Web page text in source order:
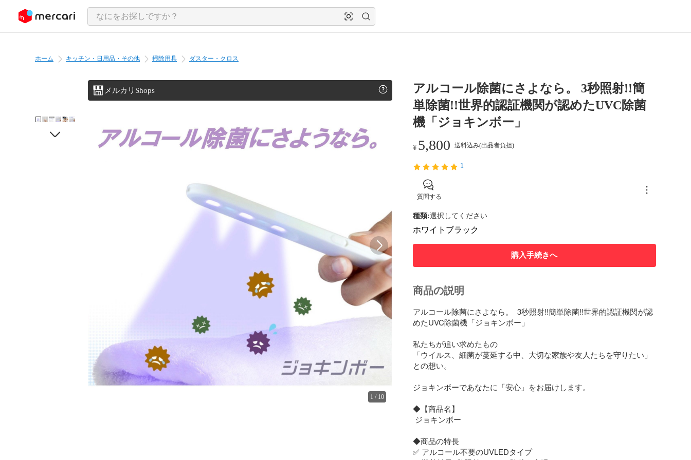
ツにスキップ
ホーム キッチン・日用品・その他 掃除用具 ダスター・クロス
メルカリShops
1 / 10
アルコール除菌にさよなら。 3秒照射!!簡
単除菌!!世界的認証機関が認めたUVC除菌
機「ジョキンボー」
¥ 5,800 送料込み(出品者負担)
1
質問する
種類:選択してください
ホワイト ブラック
購入手続きへ
商品の説明
アルコール除菌にさよなら。  3秒照射!!簡単除菌!!世界的認証機関が認
めたUVC除菌機「ジョキンボー」
私たちが追い求めたもの
「ウイルス、細菌が蔓延する中、大切な家族や友人たちを守りたい」
との想い。
ジョキンボーであなたに「安心」をお届けします。
◆【商品名】
ジョキンボー
◆商品の特長
✅ アルコール不要のUVLEDタイプ